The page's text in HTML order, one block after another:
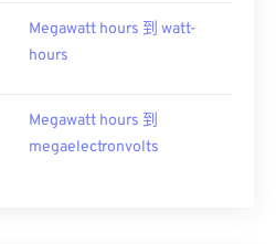
Megawatt hours 到 watt-
hours
Megawatt hours 到
megaelectronvolts